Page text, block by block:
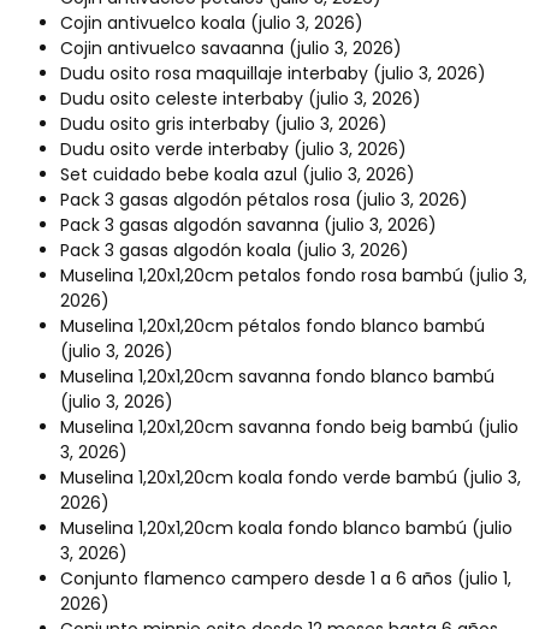
Cojin antivuelco koala (julio 3, 2026)
Cojin antivuelco savaanna (julio 3, 2026)
Dudu osito rosa maquillaje interbaby (julio 3, 2026)
Dudu osito celeste interbaby (julio 3, 2026)
Dudu osito gris interbaby (julio 3, 2026)
Dudu osito verde interbaby (julio 3, 2026)
Set cuidado bebe koala azul (julio 3, 2026)
Pack 3 gasas algodón pétalos rosa (julio 3, 2026)
Pack 3 gasas algodón savanna (julio 3, 2026)
Pack 3 gasas algodón koala (julio 3, 2026)
Muselina 1,20x1,20cm petalos fondo rosa bambú (julio 3,
2026)
Muselina 1,20x1,20cm pétalos fondo blanco bambú
(julio 3, 2026)
Muselina 1,20x1,20cm savanna fondo blanco bambú
(julio 3, 2026)
Muselina 1,20x1,20cm savanna fondo beig bambú (julio
3, 2026)
Muselina 1,20x1,20cm koala fondo verde bambú (julio 3,
2026)
Muselina 1,20x1,20cm koala fondo blanco bambú (julio
3, 2026)
Conjunto flamenco campero desde 1 a 6 años (julio 1,
2026)